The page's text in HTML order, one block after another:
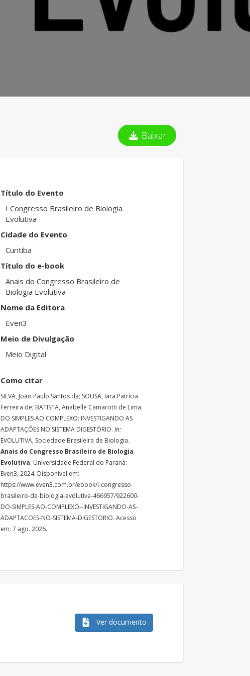
Baixar
Título do Evento
I Congresso Brasileiro de Biologia
Evolutiva
Cidade do Evento
Curitiba
Título do e-book
Anais do Congresso Brasileiro de
Biologia Evolutiva
Nome da Editora
Even3
Meio de Divulgação
Meio Digital
Como citar
SILVA, João Paulo Santos da; SOUSA, Iara Patrícia
Ferreira de; BATISTA, Anabelle Camarotti de Lima.
DO SIMPLES AO COMPLEXO: INVESTIGANDO AS
ADAPTAÇÕES NO SISTEMA DIGESTÓRIO. In:
EVOLUTIVA, Sociedade Brasileira de Biologia.
Anais do Congresso Brasileiro de Biologia
Evolutiva. Universidade Federal do Paraná:
Even3, 2024. Disponível em:
https://www.even3.com.br/ebook/i-congresso-
brasileiro-de-biologia-evolutiva-466957/922600-
DO-SIMPLES-AO-COMPLEXO--INVESTIGANDO-AS-
ADAPTACOES-NO-SISTEMA-DIGESTORIO. Acesso
em: 7 ago. 2026.
Ver documento